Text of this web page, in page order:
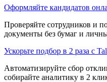
Оформляйте кандидатов
Проверяйте сотрудников и
документы без бумаг и
Ускорьте подбор в 2 раза с
Автоматизируйте сбор
собирайте аналитику в 2